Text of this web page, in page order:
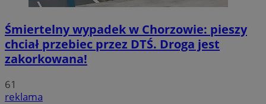
Śmiertelny wypadek w Chorzowie: pieszy
chciał przebiec przez DTŚ. Droga jest
zakorkowana!
61
reklama